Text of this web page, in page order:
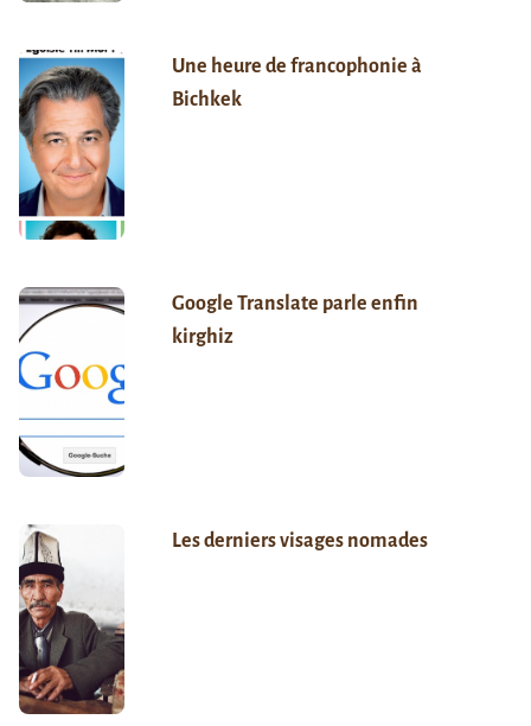
Une heure de francophonie à
Bichkek
Google Translate parle enfin
kirghiz
Les derniers visages nomades